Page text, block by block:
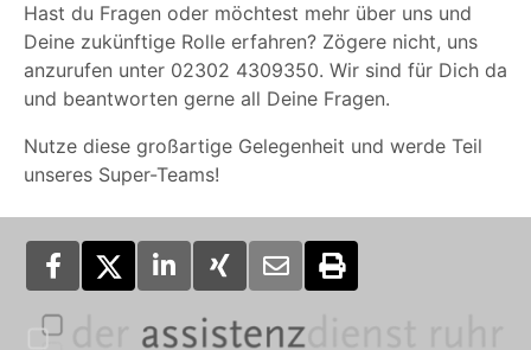
Hast du Fragen oder möchtest mehr über uns und
Deine zukünftige Rolle erfahren? Zögere nicht, uns
anzurufen unter 02302 4309350. Wir sind für Dich da
und beantworten gerne all Deine Fragen.
Nutze diese großartige Gelegenheit und werde Teil
unseres Super-Teams!